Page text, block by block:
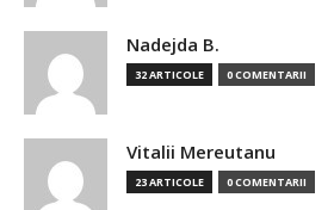
Nadejda B.
32 ARTICOLE 0 COMENTARII
Vitalii Mereutanu
23 ARTICOLE 0 COMENTARII